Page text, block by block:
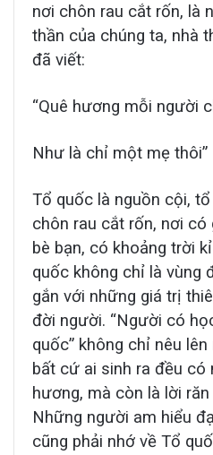
nơi chôn rau cắt rốn, là
thần của chúng ta, nhà
đã viết:
“Quê hương mỗi người
Như là chỉ một mẹ thôi”
Tổ quốc là nguồn cội,
chôn rau cắt rốn, nơi có
bè bạn, có khoảng trời
quốc không chỉ là vùng
gắn với những giá trị
đời người. “Người có
quốc” không chỉ nêu
bất cứ ai sinh ra đều có
hương, mà còn là lời răn
Những người am hiểu
cũng phải nhớ về Tổ